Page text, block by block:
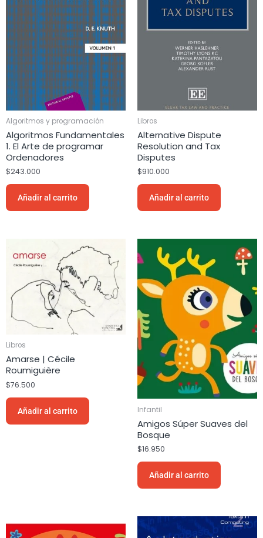
Algoritmos y programación
Algoritmos Fundamentales
1. El Arte de programar
Ordenadores
$243.000
Añadir al carrito
Libros
Alternative Dispute
Resolution and Tax
Disputes
$910.000
Añadir al carrito
Libros
Amarse | Cécile
Roumiguière
$76.500
Añadir al carrito Infantil
Amigos Súper Suaves del
Bosque
$16.950
Añadir al carrito